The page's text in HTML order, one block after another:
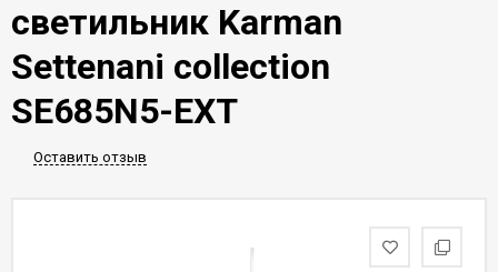
светильник Karman
Settenani collection
SE685N5-EXT
Оставить отзыв